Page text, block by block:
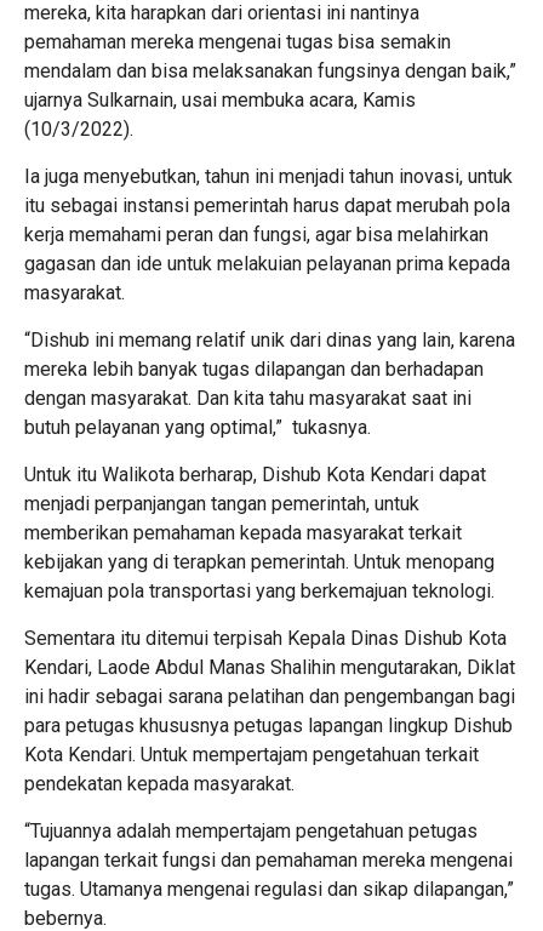
mereka, kita harapkan dari orientasi ini nantinya
pemahaman mereka mengenai tugas bisa semakin
mendalam dan bisa melaksanakan fungsinya dengan baik,”
ujarnya Sulkarnain, usai membuka acara, Kamis
(10/3/2022).
Ia juga menyebutkan, tahun ini menjadi tahun inovasi, untuk
itu sebagai instansi pemerintah harus dapat merubah pola
kerja memahami peran dan fungsi, agar bisa melahirkan
gagasan dan ide untuk melakuian pelayanan prima kepada
masyarakat.
“Dishub ini memang relatif unik dari dinas yang lain, karena
mereka lebih banyak tugas dilapangan dan berhadapan
dengan masyarakat. Dan kita tahu masyarakat saat ini
butuh pelayanan yang optimal,” tukasnya.
Untuk itu Walikota berharap, Dishub Kota Kendari dapat
menjadi perpanjangan tangan pemerintah, untuk
memberikan pemahaman kepada masyarakat terkait
kebijakan yang di terapkan pemerintah. Untuk menopang
kemajuan pola transportasi yang berkemajuan teknologi.
Sementara itu ditemui terpisah Kepala Dinas Dishub Kota
Kendari, Laode Abdul Manas Shalihin mengutarakan, Diklat
ini hadir sebagai sarana pelatihan dan pengembangan bagi
para petugas khususnya petugas lapangan lingkup Dishub
Kota Kendari. Untuk mempertajam pengetahuan terkait
pendekatan kepada masyarakat.
“Tujuannya adalah mempertajam pengetahuan petugas
lapangan terkait fungsi dan pemahaman mereka mengenai
tugas. Utamanya mengenai regulasi dan sikap dilapangan,”
bebernya.